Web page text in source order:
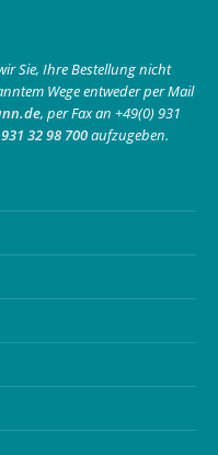
Sie, Ihre Bestellung nicht
Wege entweder per Mail
, per Fax an +49(0) 931
32 98 700aufzugeben.